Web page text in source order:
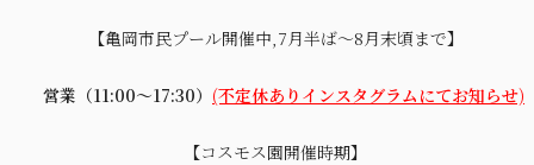
【亀岡市民プール開催中,7月半ば～8月末頃まで】
営業（11:00～17:30） (不定休ありインスタグラムにてお知らせ)
【コスモス園開催時期】